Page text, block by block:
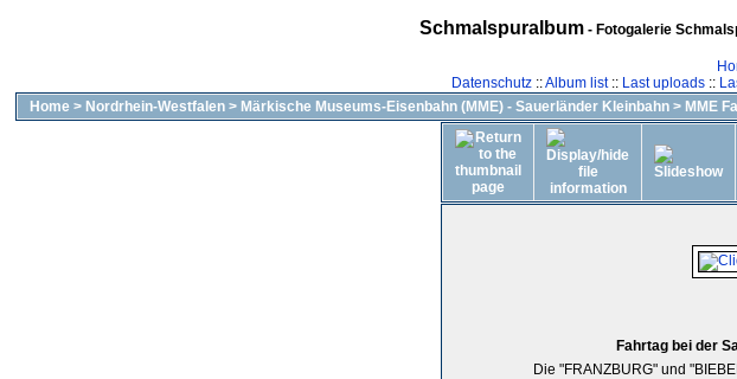
Schmalspuralbum- Fotogalerie
Datenschutz::Album list:: Last uploads::
Home > Nordrhein-Westfalen > Märkische Museums-Eisenbahn (MME) - Sauerländer Kleinbahn > MME
Fahrtag bei der
Die "FRANZBURG" und